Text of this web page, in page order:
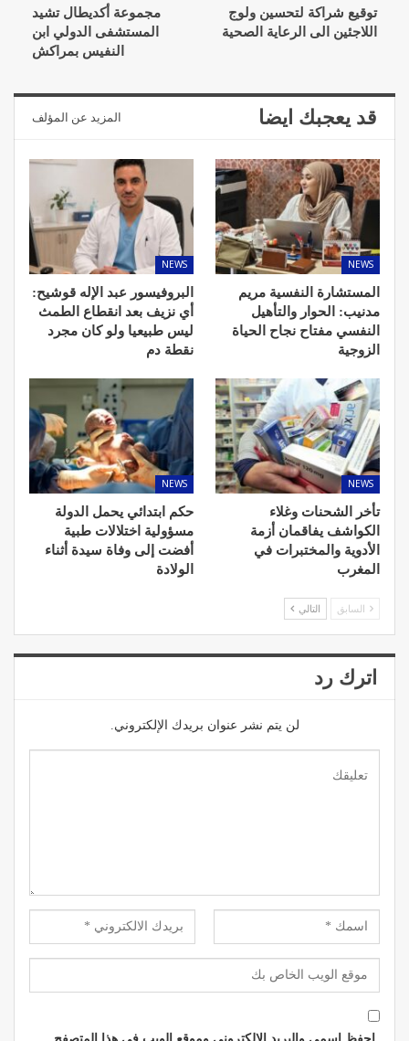
توقيع شراكة لتحسين ولوج
اللاجئين الى الرعاية الصحية
مجموعة أكديطال تشيد
المستشفى الدولي ابن
النفيس بمراكش
قد يعجبك ايضا المزيد عن المؤلف
NEWS
المستشارة النفسية مريم
مدنيب: الحوار والتأهيل
النفسي مفتاح نجاح الحياة
الزوجية
NEWS
البروفيسور عبد الإله قوشيح:
أي نزيف بعد انقطاع الطمث
ليس طبيعيا ولو كان مجرد
نقطة دم
NEWS
تأخر الشحنات وغلاء
الكواشف يفاقمان أزمة
الأدوية والمختبرات في
المغرب
NEWS
حكم ابتدائي يحمل الدولة
مسؤولية اختلالات طبية
أفضت إلى وفاة سيدة أثناء
الولادة
السابق التالي
اترك رد
لن يتم نشر عنوان بريدك الإلكتروني.